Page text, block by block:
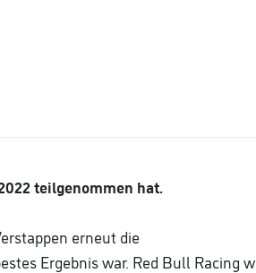
teilgenommen hat.
erneut die
Ergebnis war. Red Bull Racing